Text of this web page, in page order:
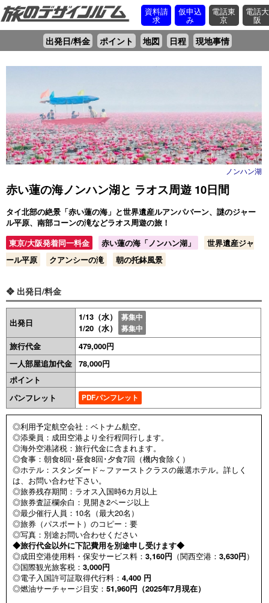
資料請
求
仮申込
み
電話東
京
電話大
阪
出発日/料金 ポイント 地図 日程 現地事情
ノンハン湖
赤い蓮の海ノンハン湖と ラオス周遊 10日間
タイ北部の絶景「赤い蓮の海」と世界遺産ルアンパバーン、謎のジャー
ル平原、南部コーンの滝などラオス周遊の旅！
東京/大阪発着同一料金
赤い蓮の海「ノンハン湖」
世界遺産ジャ
ール平原
クアンシーの滝 朝の托鉢風景
❖ 出発日/料金
出発日
1/13（水） 募集中
1/20（水） 募集中
旅行代金
479,000円
一人部屋追加代金 78,000円
ポイント
パンフレット
PDFパンフレット
◎利用予定航空会社：ベトナム航空。
◎添乗員：成田空港より全行程同行します。
◎海外空港諸税：旅行代金に含まれます。
◎食事：朝食8回･昼食8回･夕食7回（機内食除く）
◎ホテル：スタンダード～ファーストクラスの厳選ホテル。詳しく
は、お問い合わせ下さい。
◎旅券残存期間：ラオス入国時6カ月以上
◎旅券査証欄余白：見開き2ページ以上
◎最少催行人員：10名（最大20名）
◎旅券（パスポート）のコピー：要
◎写真：別途お問い合わせください
◆旅行代金以外に下記費用を別途申し受けます◆
◎成田空港使用料・保安サービス料： 3,160円 （関西空港： 3,630円）
◎国際観光旅客税： 3,000円
◎電子入国許可証取得代行料： 4,400 円
◎燃油サーチャージ目安： 51,960円（2025年7月現在）